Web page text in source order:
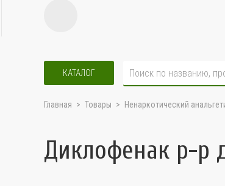
КАТАЛОГ
Главная Товары Ненаркотический
Диклофенак р-